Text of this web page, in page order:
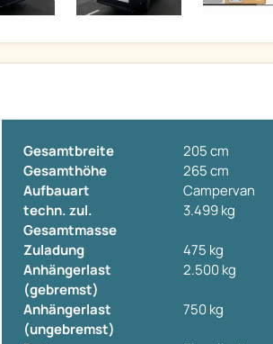
Gesamtbreite
205 cm
Gesamthöhe
265 cm
Aufbauart
Campervan
techn. zul.
Gesamtmasse
3.499 kg
Zuladung
475 kg
Anhängerlast
(gebremst)
2.500 kg
Anhängerlast
(ungebremst)
750 kg